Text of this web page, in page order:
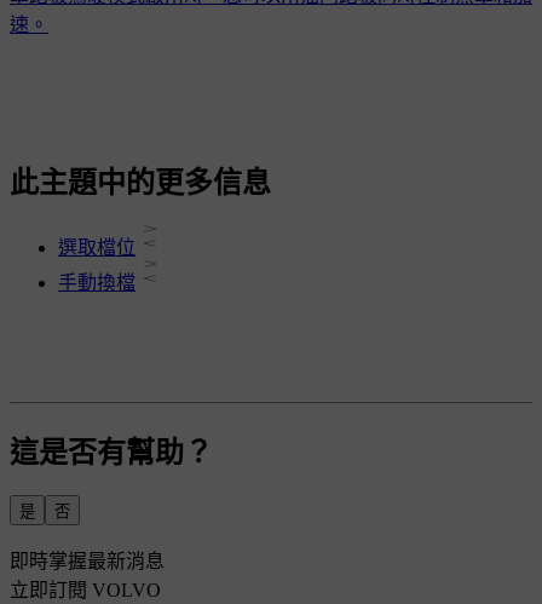
速。
此主題中的更多信息
選取檔位
手動換檔
這是否有幫助？
是 否